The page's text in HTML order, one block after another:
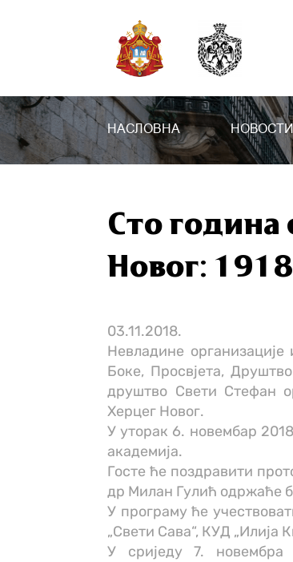
НАСЛОВНА НОВОСТИ
Сто година
Новог:
03.11.2018.
Невладине
Боке, Просвјета,
друштво Свети Стефан
Херцег Новог.
У уторак 6. новембар
академија.
Госте ће поздравити
др Милан Гулић одржаће
У програму ће
„Свети Сава“, КУД
У сриједу 7.